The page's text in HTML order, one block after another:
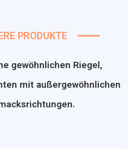
PRODUKTE
gewöhnlichen Riegel,
mit außergewöhnlichen